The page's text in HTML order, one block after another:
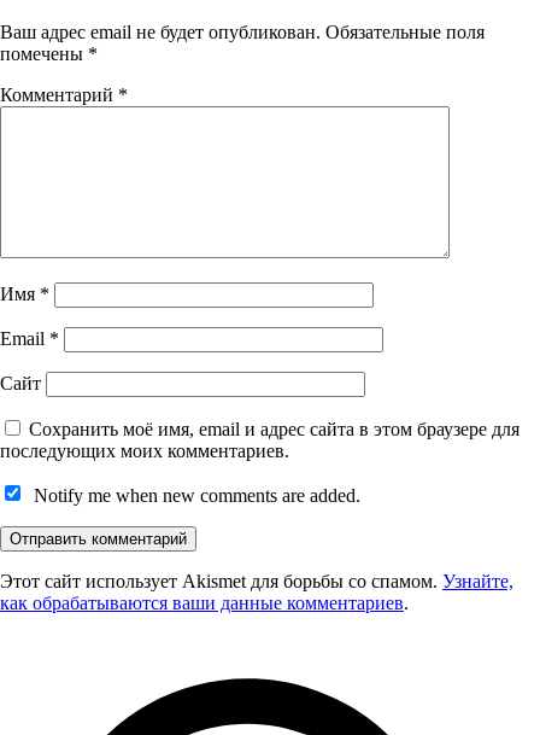
Ваш адрес email не будет опубликован. Обязательные поля
помечены *
Комментарий *
Имя *
Email *
Сайт
Сохранить моё имя, email и адрес сайта в этом браузере для
последующих моих комментариев.
Notify me when new comments are added.
Этот сайт использует Akismet для борьбы со спамом. Узнайте,
как обрабатываются ваши данные комментариев.